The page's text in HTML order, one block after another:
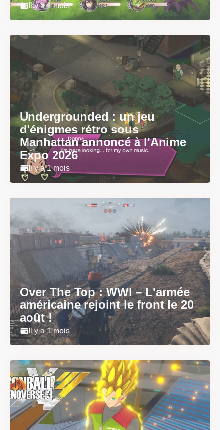
Il y a 1 mois
Undergrounded : un jeu
d'énigmes rétro sous
Manhattan annoncé à l'Anime
Expo 2026
Il y a 1 mois
Over The Top : WWI – L'armée
américaine rejoint le front le 20
août !
Il y a 1 mois